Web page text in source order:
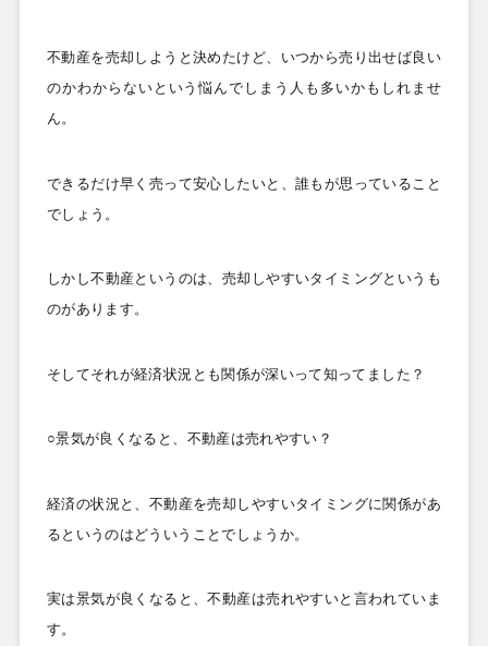
不動産を売却しようと決めたけど、いつから売り出せば良い
のかわからないという悩んでしまう人も多いかもしれませ
ん。
できるだけ早く売って安心したいと、誰もが思っていること
でしょう。
しかし不動産というのは、売却しやすいタイミングというも
のがあります。
そしてそれが経済状況とも関係が深いって知ってました？
○景気が良くなると、不動産は売れやすい？
経済の状況と、不動産を売却しやすいタイミングに関係があ
るというのはどういうことでしょうか。
実は景気が良くなると、不動産は売れやすいと言われていま
す。